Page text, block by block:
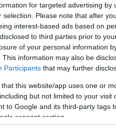
for targeted advertising
selection. Please note that after
interest-based ads based on
to third parties prior to
of your personal information
This information may also be
Participants that may further
that this website/app uses one or
but not limited to your
to Google and its third-party tags
consent section.
του
στη γυναίκα
κακόβουλη
τη βεβαιότητα ότι «όταν
κατέθεσε, το απόγευμα
μαζί από το σπίτι με
σημειώθηκε
οικογένεια της